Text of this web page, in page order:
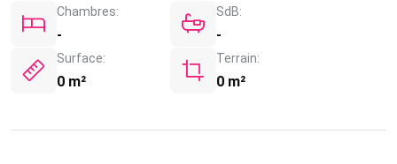
Chambres:
-
SdB:
-
Surface:
0 m²
Terrain:
0 m²